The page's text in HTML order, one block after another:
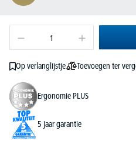
Op verlanglijstje Toevoegen ter
Ergonomie PLUS
5 jaar garantie